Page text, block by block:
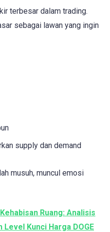
terbesar dalam trading.
sebagai lawan yang ingin
supply dan demand
musuh, muncul emosi
Ruang: Analisis
Kunci Harga DOGE